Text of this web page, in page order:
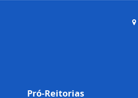
Pró-Reitorias